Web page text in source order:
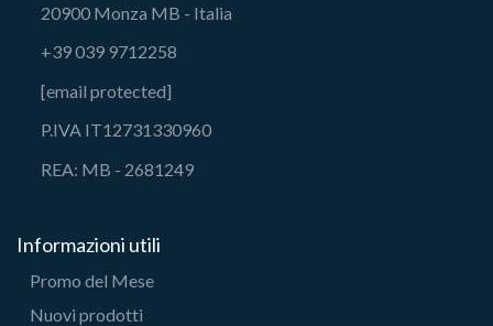
20900 Monza MB - Italia
+39 039 9712258
[email protected]
P.IVA IT12731330960
REA: MB - 2681249
Informazioni utili
Promo del Mese
Nuovi prodotti